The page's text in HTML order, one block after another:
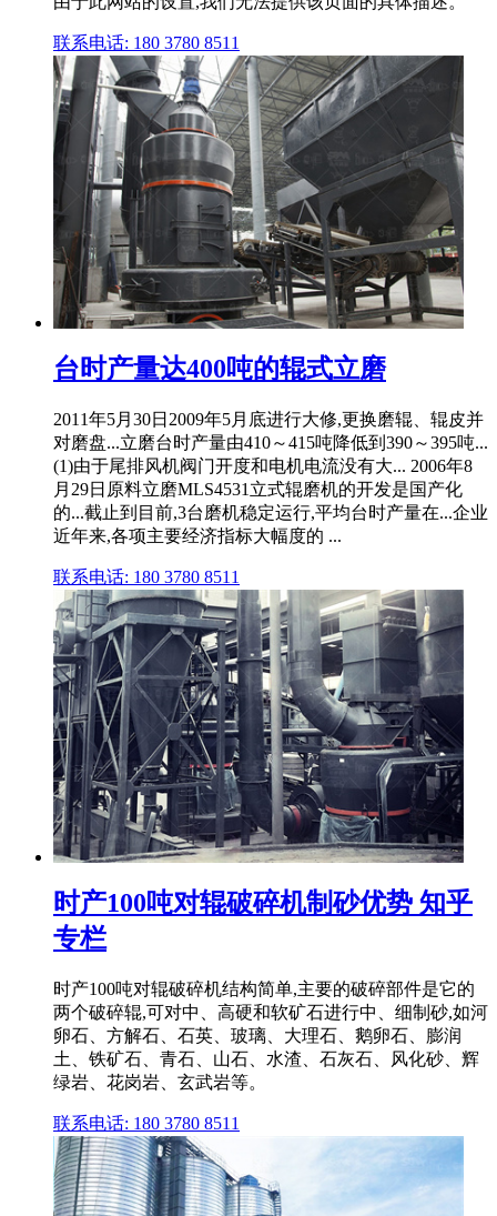
联系电话: 180 3780 8511
台时产量达400吨的辊式立磨
2011年5月30日2009年5月底进行大修,更换磨辊、辊皮并
对磨盘...立磨台时产量由410～415吨降低到390～395吨...
(1)由于尾排风机阀门开度和电机电流没有大... 2006年8
月29日原料立磨MLS4531立式辊磨机的开发是国产化
的...截止到目前,3台磨机稳定运行,平均台时产量在...企业
近年来,各项主要经济指标大幅度的 ...
联系电话: 180 3780 8511
时产100吨对辊破碎机制砂优势 知乎
专栏
时产100吨对辊破碎机结构简单,主要的破碎部件是它的
两个破碎辊,可对中、高硬和软矿石进行中、细制砂,如河
卵石、方解石、石英、玻璃、大理石、鹅卵石、膨润
土、铁矿石、青石、山石、水渣、石灰石、风化砂、辉
绿岩、花岗岩、玄武岩等。
联系电话: 180 3780 8511